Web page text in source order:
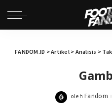
FANDOM.ID >Artikel> Analisis >
Posted
oleh Fandom